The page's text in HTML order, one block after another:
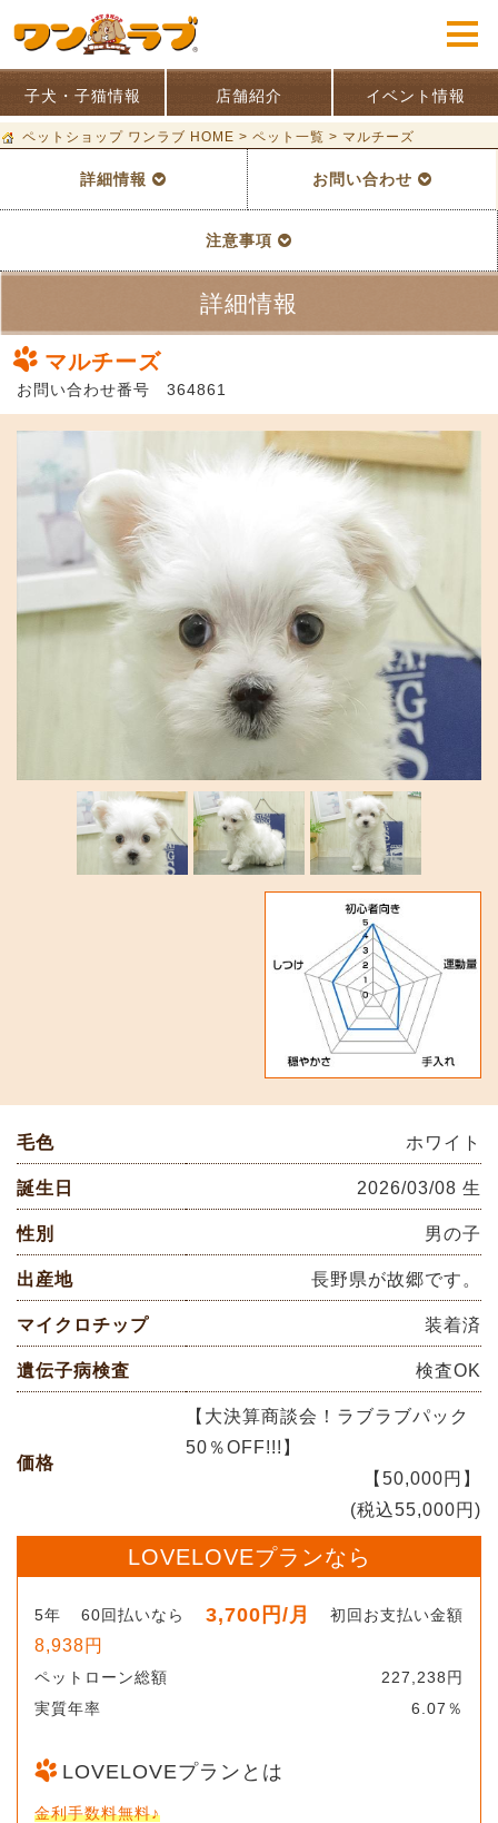
子犬・子猫情報 店舗紹介 イベント情報
ペットショップ ワンラブ HOME > ペット一覧 > マルチーズ
詳細情報 お問い合わせ
注意事項
詳細情報
マルチーズ
お問い合わせ番号 364861
毛色 ホワイト
誕生日 2026/03/08 生
性別 男の子
出産地 長野県が故郷です。
マイクロチップ 装着済
遺伝子病検査 検査OK
価格
【大決算商談会！ラブラブパック
50％OFF!!!】
【50,000円】
(税込55,000円)
LOVELOVEプランなら
5年 60回払いなら 3,700円 /月 初回お支払い金額
8,938円
ペットローン総額
227,238円
実質年率
6.07％
LOVELOVEプランとは
金利手数料無料♪